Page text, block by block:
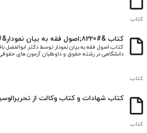
کتاب
کتاب &#8220;اصول فقه به بیان نمودار&#8221; منتشر شد
دانشگاهی در رشته حقوق و داوطلبان آزمون های
کتاب
کتاب شهادات و کتاب وکالت از
کتاب